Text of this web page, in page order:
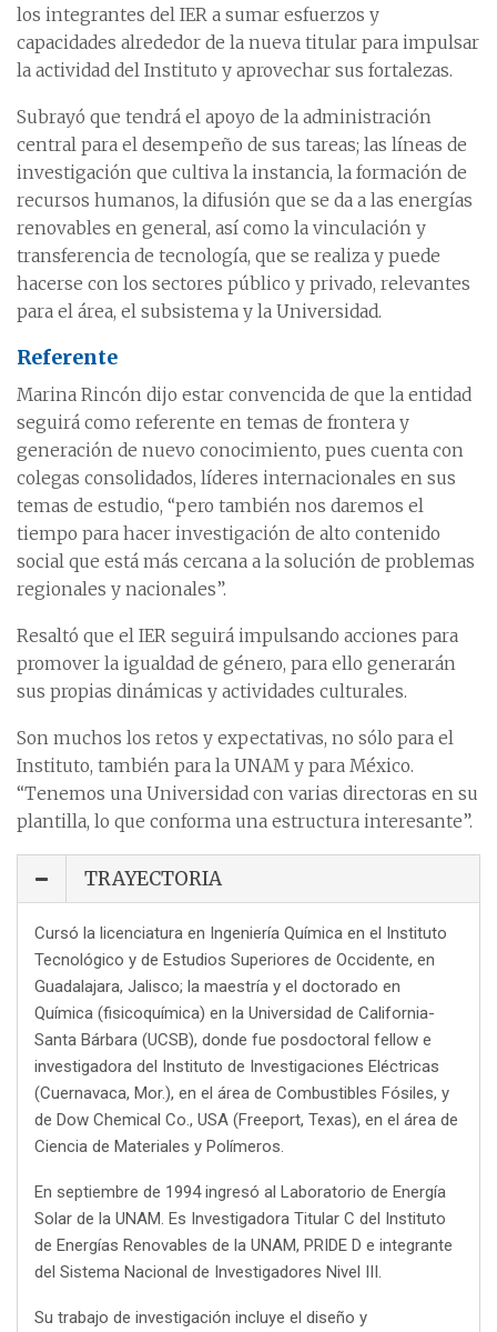
los integrantes del IER a sumar esfuerzos y
capacidades alrededor de la nueva titular para impulsar
la actividad del Instituto y aprovechar sus fortalezas.
Subrayó que tendrá el apoyo de la administración
central para el desempeño de sus tareas; las líneas de
investigación que cultiva la instancia, la formación de
recursos humanos, la difusión que se da a las energías
renovables en general, así como la vinculación y
transferencia de tecnología, que se realiza y puede
hacerse con los sectores público y privado, relevantes
para el área, el subsistema y la Universidad.
Referente
Marina Rincón dijo estar convencida de que la entidad
seguirá como referente en temas de frontera y
generación de nuevo conocimiento, pues cuenta con
colegas consolidados, líderes internacionales en sus
temas de estudio, “pero también nos daremos el
tiempo para hacer investigación de alto contenido
social que está más cercana a la solución de problemas
regionales y nacionales”.
Resaltó que el IER seguirá impulsando acciones para
promover la igualdad de género, para ello generarán
sus propias dinámicas y actividades culturales.
Son muchos los retos y expectativas, no sólo para el
Instituto, también para la UNAM y para México.
“Tenemos una Universidad con varias directoras en su
plantilla, lo que conforma una estructura interesante”.
TRAYECTORIA
Cursó la licenciatura en Ingeniería Química en el Instituto
Tecnológico y de Estudios Superiores de Occidente, en
Guadalajara, Jalisco; la maestría y el doctorado en
Química (fisicoquímica) en la Universidad de California-
Santa Bárbara (UCSB), donde fue posdoctoral fellow e
investigadora del Instituto de Investigaciones Eléctricas
(Cuernavaca, Mor.), en el área de Combustibles Fósiles, y
de Dow Chemical Co., USA (Freeport, Texas), en el área de
Ciencia de Materiales y Polímeros.
En septiembre de 1994 ingresó al Laboratorio de Energía
Solar de la UNAM. Es Investigadora Titular C del Instituto
de Energías Renovables de la UNAM, PRIDE D e integrante
del Sistema Nacional de Investigadores Nivel III.
Su trabajo de investigación incluye el diseño y